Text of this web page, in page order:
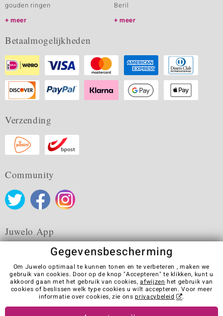
gouden ringen
meer
Beril
meer
Betaalmogelijkheden
Verzending
Community
Juwelo App
Algemene verkoopvoorwaarden Privacybeleid
Cookies
Colofon
Contact
Contract herroepen
Visit our stores in other countries:
Gegevensbescherming
Om Juwelo optimaal te kunnen tonen en te verbeteren , maken we
gebruik van cookies. Door op de knop "Accepteren" te klikken, kunt u
akkoord gaan met het gebruik van cookies,afwijzen het gebruik van
cookies of beslissen welk type cookies u wilt accepteren. Voor meer
informatie over cookies, zie onsprivacybeleid .